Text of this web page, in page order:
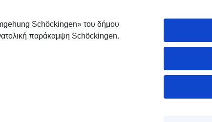
Schöckingen» του δήμου
παράκαμψη Schöckingen.